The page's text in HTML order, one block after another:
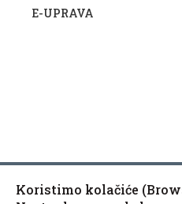
E-UPRAVA
Copyright © 2010-2020
Koristimo kolačiće